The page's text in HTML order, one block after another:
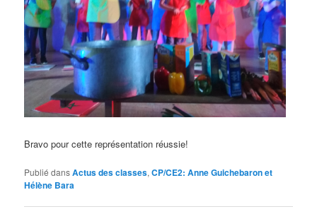
Bravo pour cette représentation réussie!
Publié dansActus des classes,CP/CE2: Anne Guichebaron et
Hélène Bara